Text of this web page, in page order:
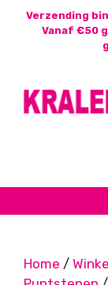
Verzending
Vanaf €50
Home /